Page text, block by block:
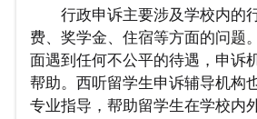
行政申诉主要涉及学校内的
费、奖学金、住宿等方面的问题
面遇到任何不公平的待遇，申诉
帮助。西听留学生申诉辅导机构
专业指导，帮助留学生在学校内